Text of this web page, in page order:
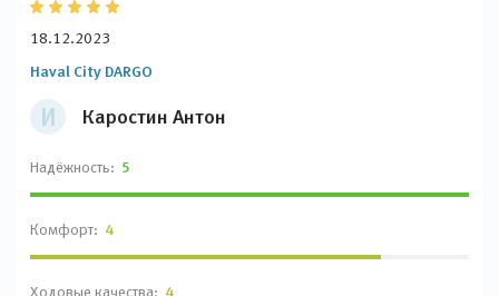
И Каростин Антон
Haval City DARGO
18.12.2023
Надёжность: 5
Комфорт: 4
Ходовые качества: 4